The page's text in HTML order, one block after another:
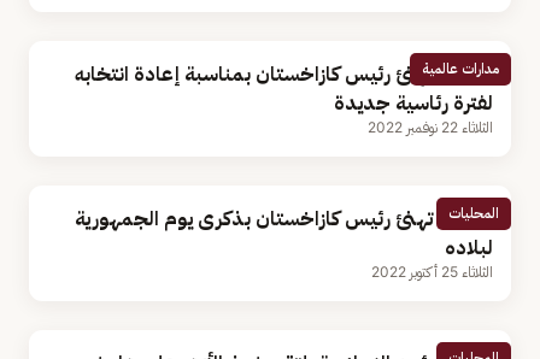
مدارات عالمية
القيادة تهنئ رئيس كازاخستان بمناسبة إعادة انتخابه
لفترة رئاسية جديدة
الثلاثاء 22 نوفمبر 2022
المحليات
القيادة تهنئ رئيس كازاخستان بذكرى يوم الجمهورية
لبلاده
الثلاثاء 25 أكتوبر 2022